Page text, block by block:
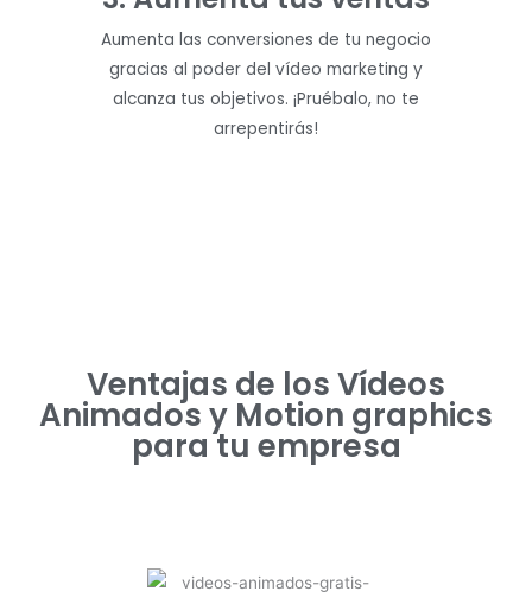
Aumenta las conversiones de tu negocio
gracias al poder del vídeo marketing y
alcanza tus objetivos. ¡Pruébalo, no te
arrepentirás!
Ventajas de los Vídeos
Animados y Motion graphics
para tu empresa